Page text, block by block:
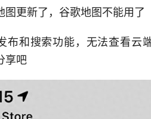
图更新了，谷歌地图不能用了
布和搜索功能，无法查看云
享吧